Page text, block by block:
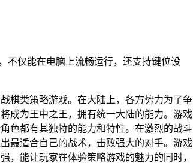
不仅能在电脑上流畅运行，还支持键位设
棋类策略游戏。在大陆上，各方势力为了争
成为王中之王，拥有统一大陆的能力。游戏
色都有其独特的能力和特性。在激烈的战斗
最适合自己的战术，击败强大的对手。游戏
，能让玩家在体验策略游戏的魅力的同时，